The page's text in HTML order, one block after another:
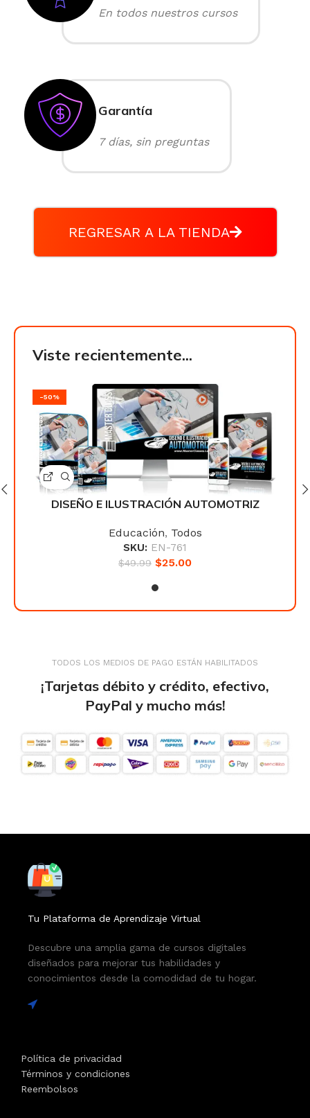
En todos nuestros cursos
Garantía
7 días, sin preguntas
REGRESAR A LA TIENDA
Viste recientemente...
-50%
DISEÑO E ILUSTRACIÓN AUTOMOTRIZ
Educación, Todos
SKU: EN-761
$49.99 $25.00
TODOS LOS MEDIOS DE PAGO ESTÁN HABILITADOS
¡Tarjetas débito y crédito, efectivo,
PayPal y mucho más!
Tu Plataforma de Aprendizaje Virtual
Descubre una amplia gama de cursos digitales
diseñados para mejorar tus habilidades y
conocimientos desde la comodidad de tu hogar.
Política de privacidad
Términos y condiciones
Reembolsos